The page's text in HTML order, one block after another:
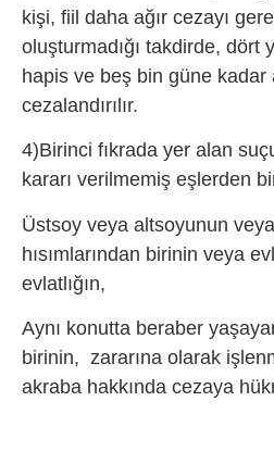
kişi, fiil daha ağır cezayı
oluşturmadığı takdirde, dört
hapis ve beş bin güne kadar
cezalandırılır.
4)Birinci fıkrada yer alan
kararı verilmemiş eşlerden
Üstsoy veya altsoyunun
hısımlarından birinin veya
evlatlığın,
Aynı konutta beraber
birinin, zararına olarak
akraba hakkında cezaya